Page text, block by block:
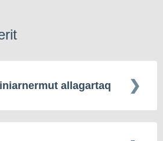
allagartaq